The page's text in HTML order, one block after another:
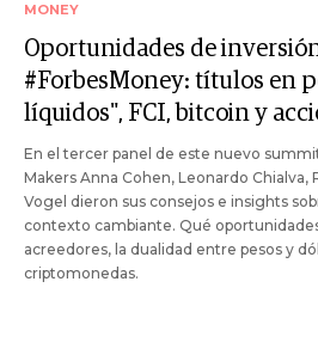
MONEY
Oportunidades de
#ForbesMoney: títulos en
líquidos", FCI, bitcoin y
En el tercer panel de este nuevo
Makers Anna Cohen, Leonardo Chialva,
Vogel dieron sus consejos e insights
contexto cambiante. Qué
acreedores, la dualidad entre pesos y
criptomonedas.